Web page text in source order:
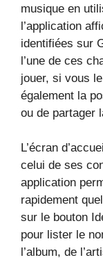
musique en
l’application
identifiées sur
l’une de ces
jouer, si vous
également la
ou de partager
L’écran
celui de ses
application
rapidement
sur le bouton
pour lister le
l’album, de